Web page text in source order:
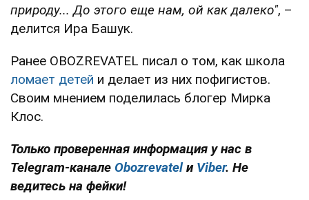
природу... До этого еще нам, ой как далеко", –
делится Ира Башук.
Ранее OBOZREVATEL писал о том, как школа
ломает детей и делает из них пофигистов.
Своим мнением поделилась блогер Мирка
Клос.
Только проверенная информация у нас в
Telegram-канале Obozrevatel и Viber. Не
ведитесь на фейки!